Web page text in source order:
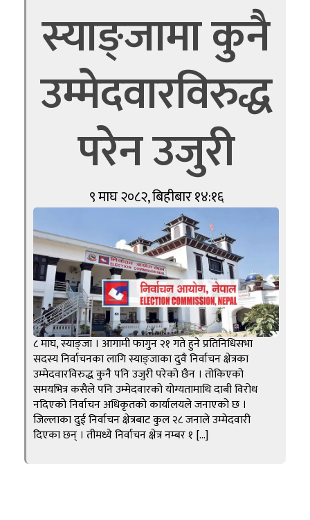
स्याङ्जामा कुनै
उम्मेदवारविरुद्ध
परेन उजुरी
९ माघ २०८२, बिहीबार १४:१६
८ माघ, स्याङ्जा । आगामी फागुन २१ गते हुने प्रतिनिधिसभा
सदस्य निर्वाचनका लागि स्याङ्जाका दुवै निर्वाचन क्षेत्रका
उम्मेदवारविरुद्ध कुनै पनि उजुरी परेको छैन । तोकिएको
समयभित्र कसैले पनि उम्मेदवारको योग्यतामाथि दाबी विरोध
नदिएको निर्वाचन अधिकृतको कार्यालयले जनाएको छ ।
जिल्लाका दुई निर्वाचन क्षेत्रबाट कुल २८ जनाले उम्मेदवारी
दिएका छन् । तीमध्ये निर्वाचन क्षेत्र नम्बर १ […]